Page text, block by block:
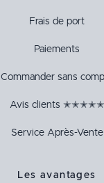
Frais de port
Paiements
Commander sans
Avis clients ✭✭✭✭✭
Service Après-Vente
Les avantages